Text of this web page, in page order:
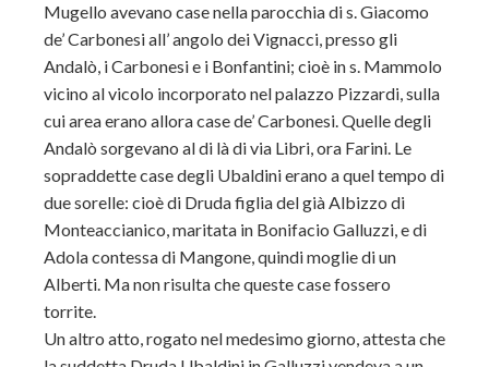
Mugello avevano case nella parocchia di s. Giacomo
de’ Carbonesi all’ angolo dei Vignacci, presso gli
Andalò, i Carbonesi e i Bonfantini; cioè in s. Mammolo
vicino al vicolo incorporato nel palazzo Pizzardi, sulla
cui area erano allora case de’ Carbonesi. Quelle degli
Andalò sorgevano al di là di via Libri, ora Farini. Le
sopraddette case degli Ubaldini erano a quel tempo di
due sorelle: cioè di Druda figlia del già Albizzo di
Monteaccianico, maritata in Bonifacio Galluzzi, e di
Adola contessa di Mangone, quindi moglie di un
Alberti. Ma non risulta che queste case fossero
torrite.
Un altro atto, rogato nel medesimo giorno, attesta che